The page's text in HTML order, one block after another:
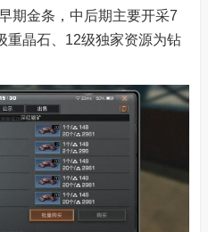
期金条，中后期主要开采7
重晶石、12级独家资源为钻